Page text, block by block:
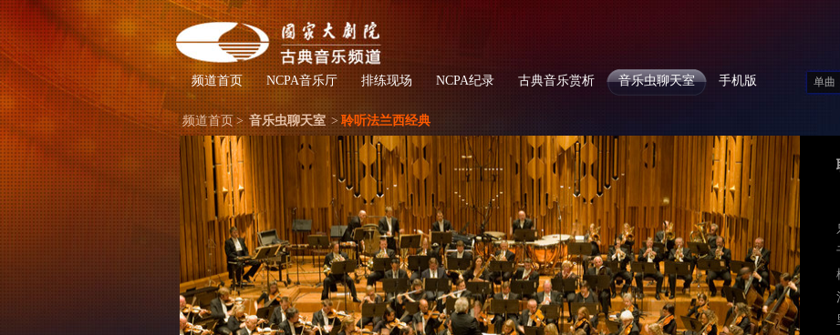
频道首页 NCPA音乐厅 排练现场 NCPA纪录 古典音乐赏析 音乐虫聊天室 手机版 单曲
频道首页 > 音乐虫聊天室 > 聆听法兰西经典